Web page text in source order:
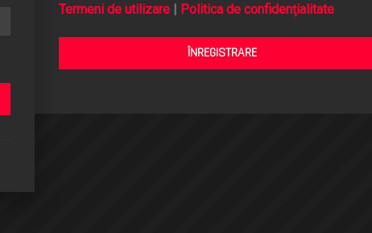
Termeni de utilizare Politica de confidenţialitate
ÎNREGISTRARE